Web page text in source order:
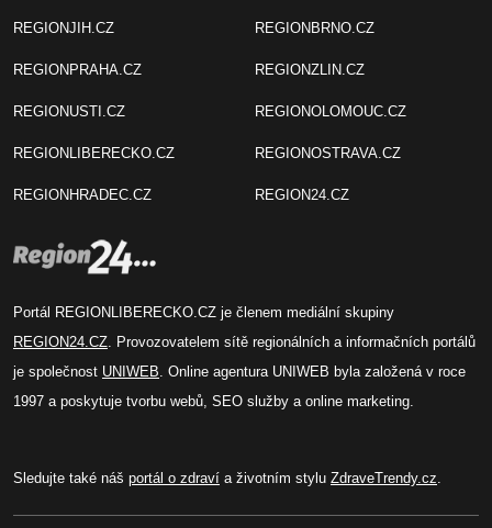
REGIONJIH.CZ
REGIONPRAHA.CZ
REGIONUSTI.CZ
REGIONLIBERECKO.CZ
REGIONHRADEC.CZ
REGIONBRNO.CZ
REGIONZLIN.CZ
REGIONOLOMOUC.CZ
REGIONOSTRAVA.CZ
REGION24.CZ
Portál REGIONLIBERECKO.CZ je členem mediální skupiny
REGION24.CZ. Provozovatelem sítě regionálních a informačních portálů
je společnost UNIWEB. Online agentura UNIWEB byla založená v roce
1997 a poskytuje tvorbu webů, SEO služby a online marketing.
Sledujte také náš portál o zdraví a životním stylu ZdraveTrendy.cz.